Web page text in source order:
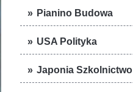
Pianino Budowa
USA Polityka
Japonia Szkolnictwo